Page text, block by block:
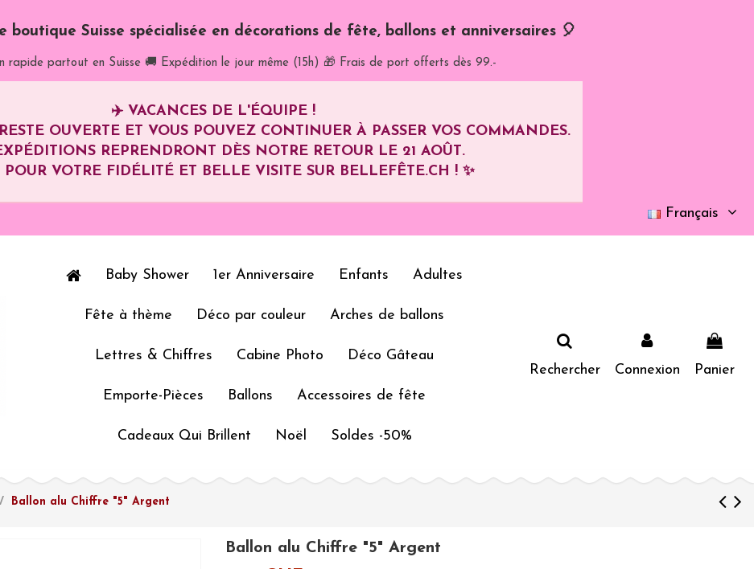
boutique Suisse spécialisée en décorations de fête, ballons et anniversaires 🎈
partout en Suisse 🚚 Expédition le jour même (15h) 🎁 Frais de port offerts dès 99.-
✈️ VACANCES DE L'ÉQUIPE !
OUVERTE ET VOUS POUVEZ CONTINUER À PASSER VOS COMMANDES.
REPRENDRONT DÈS NOTRE RETOUR LE 21 AOÛT.
POUR VOTRE FIDÉLITÉ ET BELLE VISITE SUR BELLEFÊTE.CH ! ✨
Français
Baby Shower 1er Anniversaire Enfants Adultes
Fête à thème Déco par couleur Arches de ballons
Lettres & Chiffres Cabine Photo Déco Gâteau
Emporte-Pièces Ballons Accessoires de fête
Cadeaux Qui Brillent Noël Soldes -50%
Rechercher Connexion Panier
Ballon alu Chiffre "5" Argent
Ballon alu Chiffre "5" Argent